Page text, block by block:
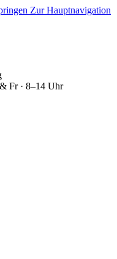
Zur Hauptnavigation
Fr · 8–14 Uhr